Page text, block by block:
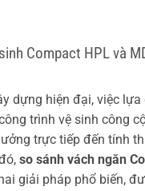
Compact HPL và
dựng hiện đại, việc lựa
trình vệ sinh công
trực tiếp đến tính
so sánh vách ngăn
giải pháp phổ biến,